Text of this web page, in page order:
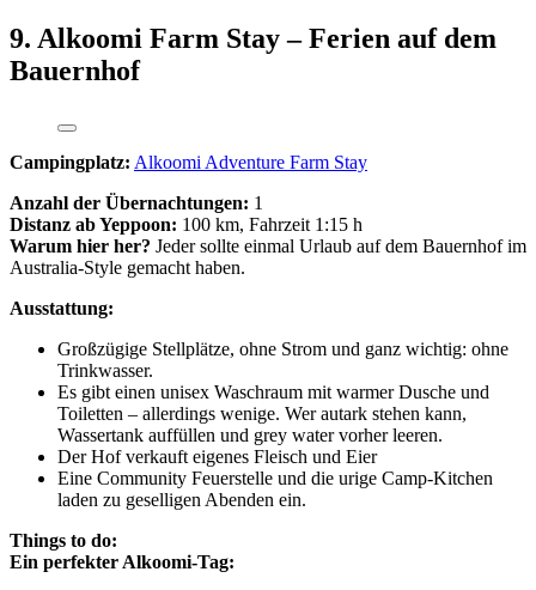
9. Alkoomi Farm Stay – Ferien auf dem
Bauernhof
Campingplatz: Alkoomi Adventure Farm Stay
Anzahl der Übernachtungen: 1
Distanz ab Yeppoon: 100 km, Fahrzeit 1:15 h
Warum hier her? Jeder sollte einmal Urlaub auf dem Bauernhof im
Australia-Style gemacht haben.
Ausstattung:
Großzügige Stellplätze, ohne Strom und ganz wichtig: ohne
Trinkwasser.
Es gibt einen unisex Waschraum mit warmer Dusche und
Toiletten – allerdings wenige. Wer autark stehen kann,
Wassertank auffüllen und grey water vorher leeren.
Der Hof verkauft eigenes Fleisch und Eier
Eine Community Feuerstelle und die urige Camp-Kitchen
laden zu geselligen Abenden ein.
Things to do:
Ein perfekter Alkoomi-Tag: